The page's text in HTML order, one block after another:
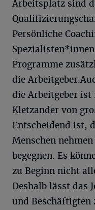
Arbeitsplatz sind
Persönliche
Programme
die
die Arbeitgeber ist
Kletzander von
Entscheidend ist,
Menschen
begegnen. Es
zu Beginn nicht
Deshalb lässt das
und